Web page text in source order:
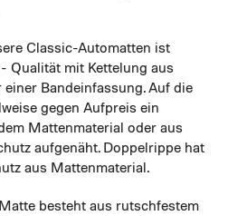
Classic-Automatten ist
Qualität mit Kettelung aus
Bandeinfassung. Auf die
gegen Aufpreis ein
Mattenmaterial oder aus
aufgenäht. Doppelrippe hat
aus Mattenmaterial.
besteht aus rutschfestem